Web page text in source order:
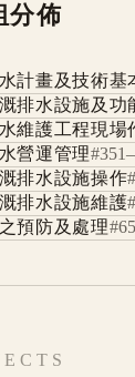
分佈
計畫及技術基
排水設施及功
維護工程現場
營運管理#351–
排水設施操作
排水設施維護#
預防及處理#